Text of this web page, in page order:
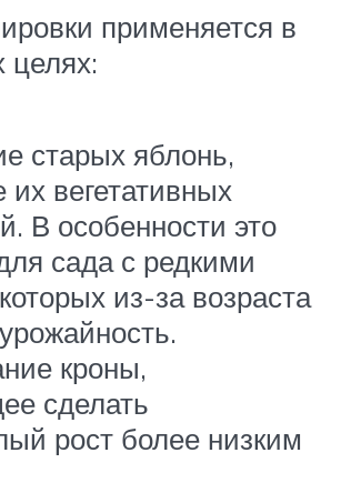
применяется в
старых яблонь,
вегетативных
В особенности это
сада с редкими
из-за возраста
кроны,
сделать
рост более низким